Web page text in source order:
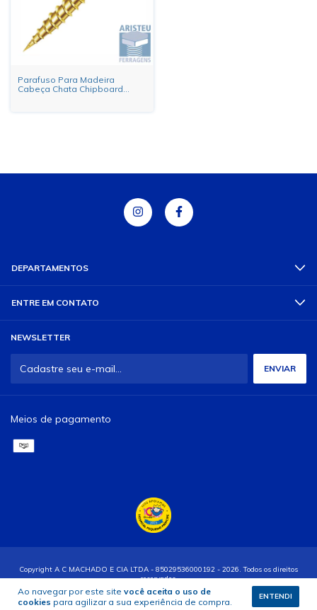
Ao navegar por este site você aceita o uso de
cookies para agilizar a sua experiência de compra.
ENTENDI
Parafuso Para Madeira
Cabeça Chata Chipboard
DEPARTAMENTOS
ENTRE EM CONTATO
NEWSLETTER
Meios de pagamento
Copyright A C MACHADO E CIA LTDA - 85029536000192 - 2026. Todos os direitos
reservados.